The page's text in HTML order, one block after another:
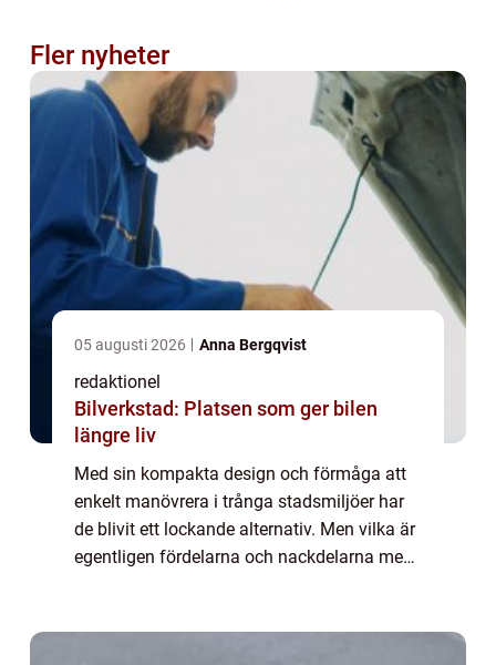
Fler nyheter
05 augusti 2026 Anna Bergqvist
redaktionel
Bilverkstad: Platsen som ger bilen
längre liv
Med sin kompakta design och förmåga att
enkelt manövrera i trånga stadsmiljöer har
de blivit ett lockande alternativ. Men vilka är
egentligen fördelarna och nackdelarna med